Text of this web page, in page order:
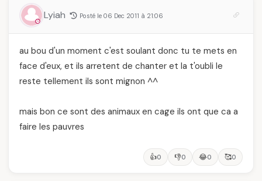
Lyiah Posté le 06 Dec 2011 à 21:06
au bou d'un moment c'est soulant donc tu te mets en
face d'eux, et ils arretent de chanter et la t'oubli le
reste tellement ils sont mignon ^^
mais bon ce sont des animaux en cage ils ont que ca a
faire les pauvres
👍0 👎0 😂0 🥰0